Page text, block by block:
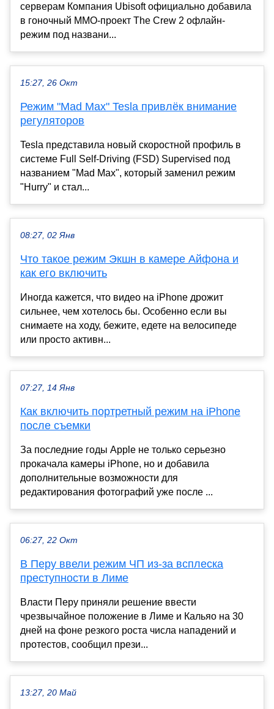
серверам Компания Ubisoft официально добавила
в гоночный MMO-проект The Crew 2 офлайн-
режим под названи...
15:27, 26 Окт
Режим "Mad Max" Tesla привлёк внимание
регуляторов
Tesla представила новый скоростной профиль в
системе Full Self-Driving (FSD) Supervised под
названием "Mad Max", который заменил режим
"Hurry" и стал...
08:27, 02 Янв
Что такое режим Экшн в камере Айфона и
как его включить
Иногда кажется, что видео на iPhone дрожит
сильнее, чем хотелось бы. Особенно если вы
снимаете на ходу, бежите, едете на велосипеде
или просто активн...
07:27, 14 Янв
Как включить портретный режим на iPhone
после съемки
За последние годы Apple не только серьезно
прокачала камеры iPhone, но и добавила
дополнительные возможности для
редактирования фотографий уже после ...
06:27, 22 Окт
В Перу ввели режим ЧП из-за всплеска
преступности в Лиме
Власти Перу приняли решение ввести
чрезвычайное положение в Лиме и Кальяо на 30
дней на фоне резкого роста числа нападений и
протестов, сообщил прези...
13:27, 20 Май